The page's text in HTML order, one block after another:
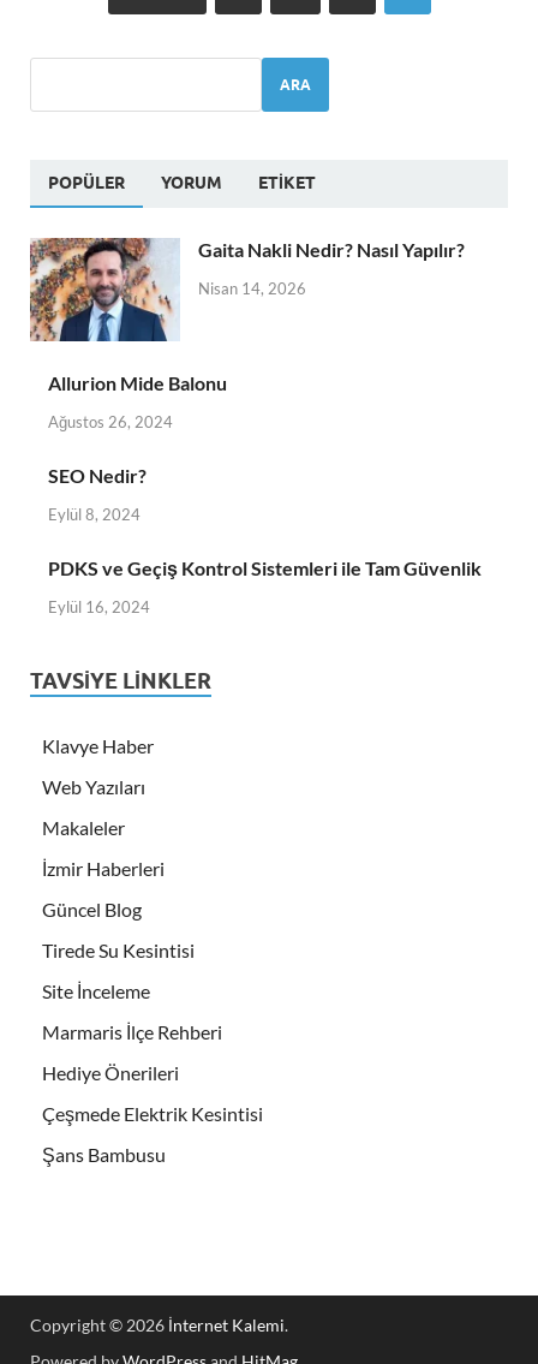
ARA
POPÜLER YORUM ETIKET
Gaita Nakli Nedir? Nasıl Yapılır?
Nisan 14, 2026
Allurion Mide Balonu
Ağustos 26, 2024
SEO Nedir?
Eylül 8, 2024
PDKS ve Geçiş Kontrol Sistemleri ile Tam Güvenlik
Eylül 16, 2024
TAVSIYE LINKLER
Klavye Haber
Web Yazıları
Makaleler
İzmir Haberleri
Güncel Blog
Tirede Su Kesintisi
Site İnceleme
Marmaris İlçe Rehberi
Hediye Önerileri
Çeşmede Elektrik Kesintisi
Şans Bambusu
Copyright © 2026 İnternet Kalemi.